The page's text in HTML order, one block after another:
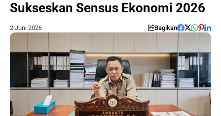
Sukseskan Sensus Ekonomi 2026
2 Juni 2026 Bagikan